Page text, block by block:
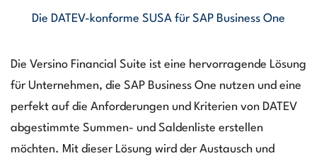
Die DATEV-konforme SUSA für SAP Business One
Die Versino Financial Suite ist eine hervorragende Lösung
für Unternehmen, die SAP Business One nutzen und eine
perfekt auf die Anforderungen und Kriterien von DATEV
abgestimmte Summen- und Saldenliste erstellen
möchten. Mit dieser Lösung wird der Austausch und